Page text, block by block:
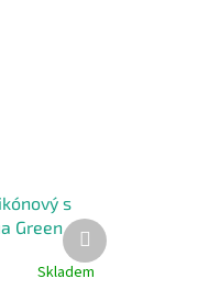
s
Green
Skladem
Ďalší
produkt